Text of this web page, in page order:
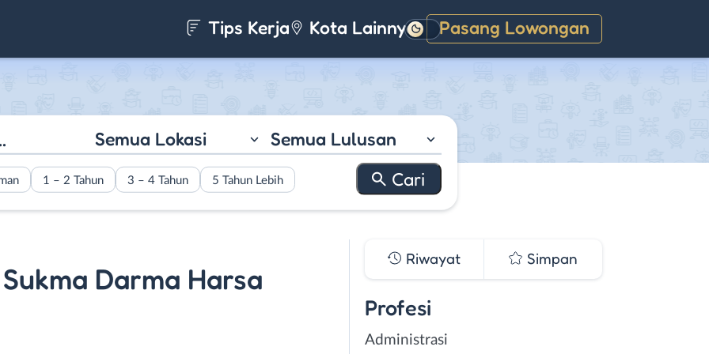
Tips Kerja Kota Lainnya Pasang Lowongan
Gelap
Semua Lokasi Semua Lulusan
1 – 2 Tahun 3 – 4 Tahun 5 Tahun Lebih
Darma Harsa
Riwayat Simpan
Profesi
Administrasi